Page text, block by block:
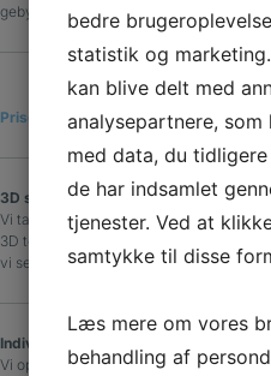
gebyr jf. overenskomsten.
Priser indlæg
3D scanning
Vi tager en masse billeder af dine fødder
3D teknologi, hvorefter vi vejleder dig i
vi ser på billederne.
Individuelt tilpassede indlæg
Vi opbygger indlæg efter de oplysninger
bedre
statistik og
kan blive delt med
analysepartnere,
med data, du
de har indsamlet
tjenester. Ved at
samtykke til disse
Læs mere om vores
behandling af